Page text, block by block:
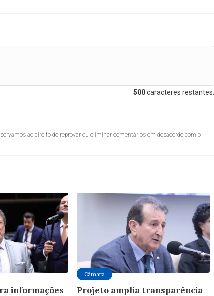
500caracteres restantes.
ao direito de reprovar ou eliminar comentários em desacordo com o
informações
Câmara
Projeto amplia transparência